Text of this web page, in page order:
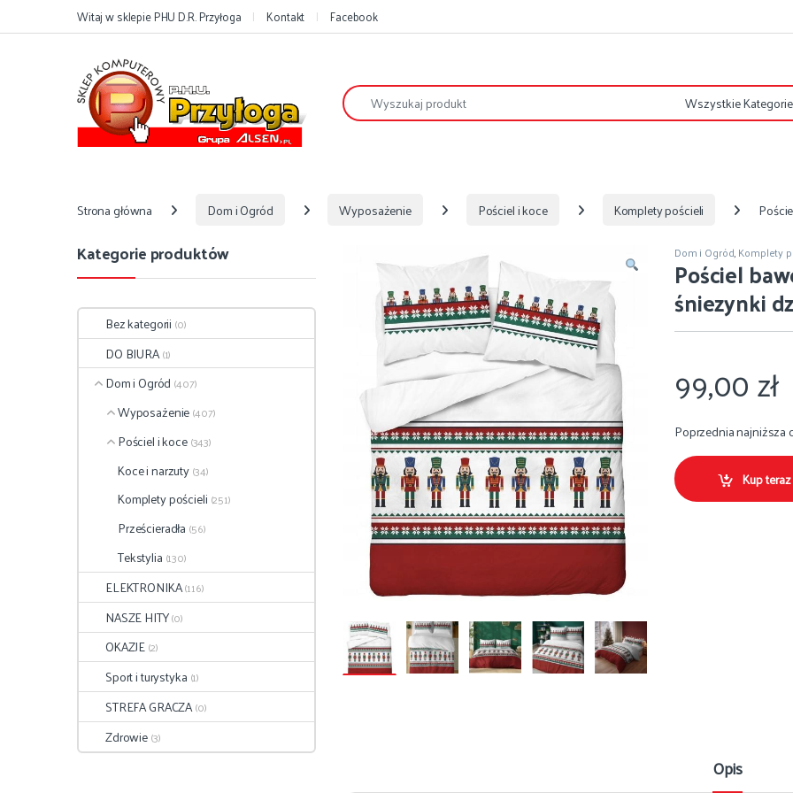
Przejdź do nawigacji
Przejdź do treściWitaj w sklepie PHU D.R. Przyłoga Kontakt Facebook
Szukaj:
Strona główna Dom i Ogród Wyposażenie Pościel i koce Komplety pościeli
Dom i Ogród,Komplety
Pościel
śniezynki
99,00zł
Poprzednia najniższa
Kup teraz
Opis
Kategorie produktów
Bez kategorii (0)
DO BIURA(1)
Dom i Ogród (407)
Wyposażenie(407)
Pościel i koce(343)
Koce i narzuty(34)
Komplety pościeli (251)
Prześcieradła (56)
Tekstylia (130)
ELEKTRONIKA(116)
NASZE HITY(0)
OKAZJE(2)
Sport i turystyka (1)
STREFA GRACZA(0)
Zdrowie(3)